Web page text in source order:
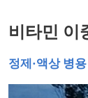
비타민 이
정제·액상 병